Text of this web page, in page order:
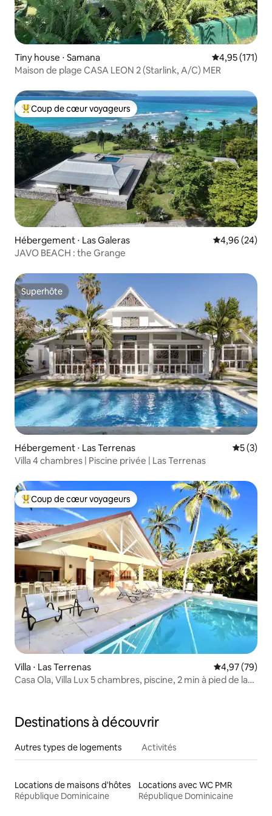
Tiny house ⋅ Samana Évaluation
4,95 (171)
Maison de plage CASA LEON 2 (Starlink, A/C) MER
Coups de cœur voyageurs les plus appréciés
Coup de cœur voyageurs
Hébergement ⋅ Las Galeras Évaluation
4,96 (24)
JAVO BEACH : the Grange
Superhôte
Superhôte
Hébergement ⋅ Las Terrenas
5 (3)
Villa 4 chambres | Piscine privée | Las Terrenas
Coups de cœur voyageurs les plus appréciés
Coup de cœur voyageurs
Villa ⋅ Las Terrenas Évaluation
4,97 (79)
Casa Ola, Villa Lux 5 chambres, piscine, 2 min à pied de la
Destinations à découvrir
Autres types de logements Activités
Locations de maisons d'hôtes
République Dominicaine
Locations avec WC PMR
République Dominicaine